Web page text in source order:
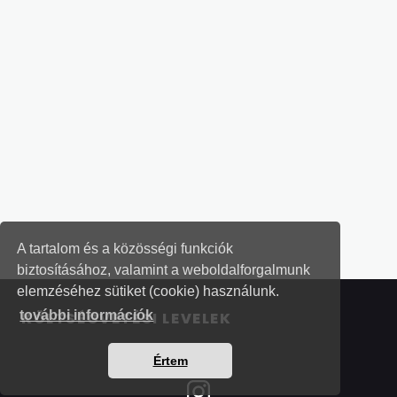
A tartalom és a közösségi funkciók
biztosításához, valamint a weboldalforgalmunk
elemzéséhez sütiket (cookie) használunk.
további információk
Értem
KÖLTSÉGVETÉSI LEVELEK